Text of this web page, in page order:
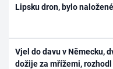
Lipsku dron, bylo
Vjel do davu v Německu,
dožije za mřížemi,